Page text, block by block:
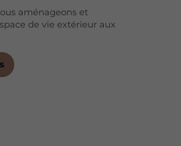
aménageons et
de vie extérieur aux